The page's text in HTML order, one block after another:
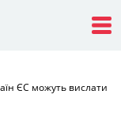
ЄС можуть вислати